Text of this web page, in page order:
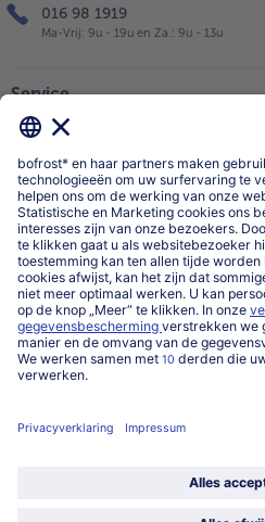
016 98 1919
Ma-Vrij: 9u - 19u en Za.: 9u - 13u
Service
Categorieën
Land / Taal selecteren